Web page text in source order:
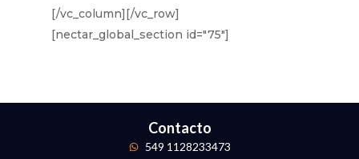
[/vc_column][/vc_row]
[nectar_global_section id="75"]
Contacto
549 1128233473